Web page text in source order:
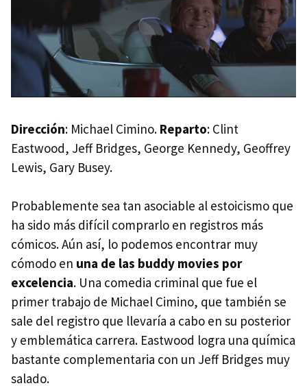
Dirección: Michael Cimino. Reparto: Clint
Eastwood, Jeff Bridges, George Kennedy, Geoffrey
Lewis, Gary Busey.
Probablemente sea tan asociable al estoicismo que
ha sido más difícil comprarlo en registros más
cómicos. Aún así, lo podemos encontrar muy
cómodo en una de las buddy movies por
excelencia. Una comedia criminal que fue el
primer trabajo de Michael Cimino, que también se
sale del registro que llevaría a cabo en su posterior
y emblemática carrera. Eastwood logra una química
bastante complementaria con un Jeff Bridges muy
salado.